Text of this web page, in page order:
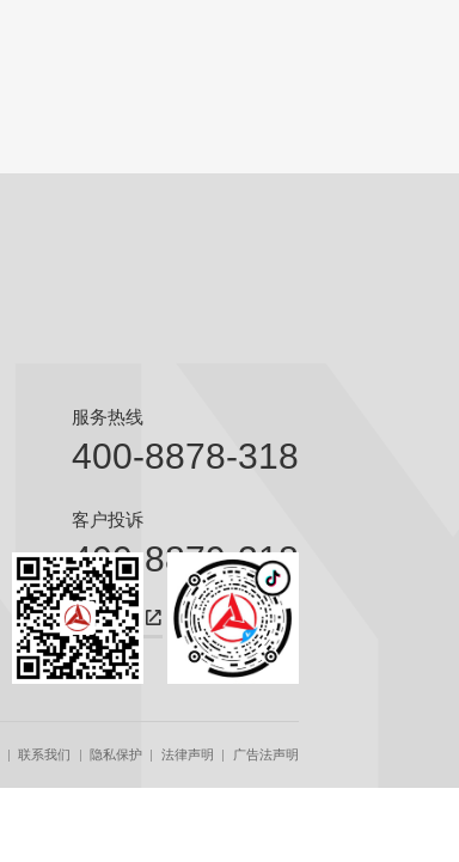
服务热线
400-8878-318
客户投诉
400-8879-318
咨询热线
联系我们 隐私保护 法律声明 广告法声明